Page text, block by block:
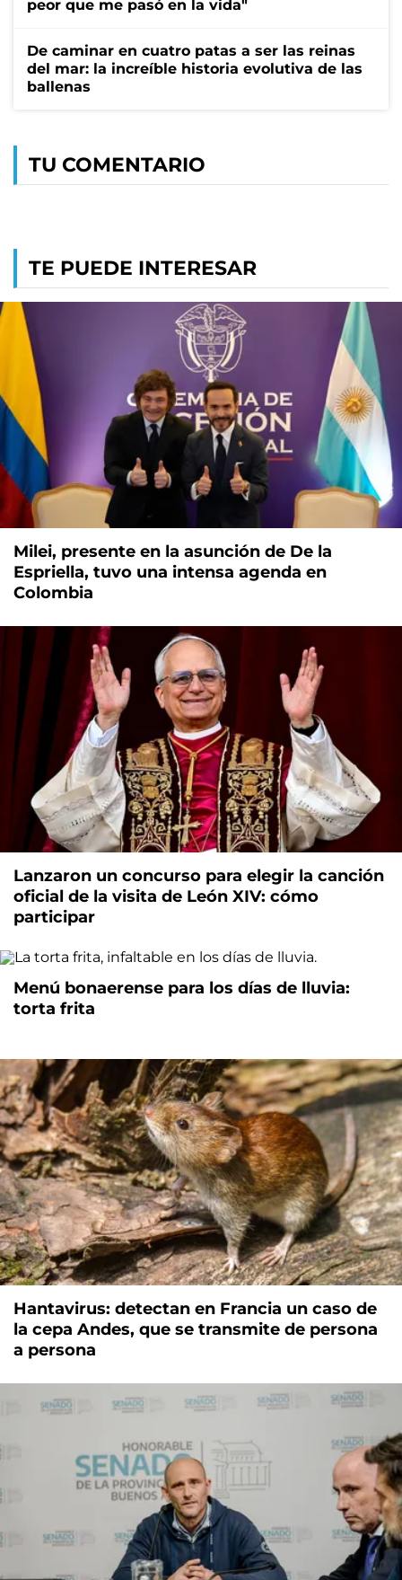
peor que me pasó en la vida"
De caminar en cuatro patas a ser las reinas
del mar: la increíble historia evolutiva de las
ballenas
TU COMENTARIO
TE PUEDE INTERESAR
Milei, presente en la asunción de De la
Espriella, tuvo una intensa agenda en
Colombia
Lanzaron un concurso para elegir la canción
oficial de la visita de León XIV: cómo
participar
Menú bonaerense para los días de lluvia:
torta frita
Hantavirus: detectan en Francia un caso de
la cepa Andes, que se transmite de persona
a persona